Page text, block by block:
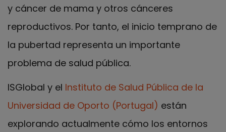
y cáncer de mama y otros cánceres
reproductivos. Por tanto, el inicio temprano de
la pubertad representa un importante
problema de salud pública.
ISGlobal y el Instituto de Salud Pública de la
Universidad de Oporto (Portugal) están
explorando actualmente cómo los entornos